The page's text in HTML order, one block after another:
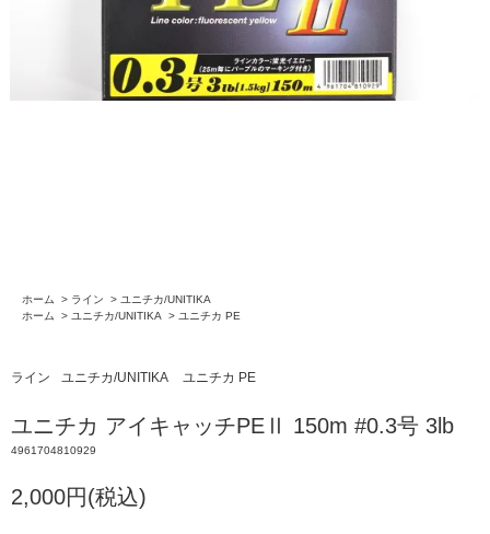
ホーム > ライン > ユニチカ/UNITIKA
ホーム
> ユニチカ/UNITIKA > ユニチカ PE
ライン ユニチカ/UNITIKA ユニチカ PE
ユニチカ アイキャッチPEⅡ 150m #0.3号 3lb
4961704810929
2,000円(税込)